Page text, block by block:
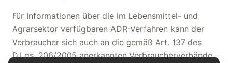
Für Informationen über die im Lebensmittel- und
Agrarsektor verfügbaren ADR-Verfahren kann der
Verbraucher sich auch an die gemäß Art. 137 des
D.Lgs. 206/2005 anerkannten Verbraucherverbände